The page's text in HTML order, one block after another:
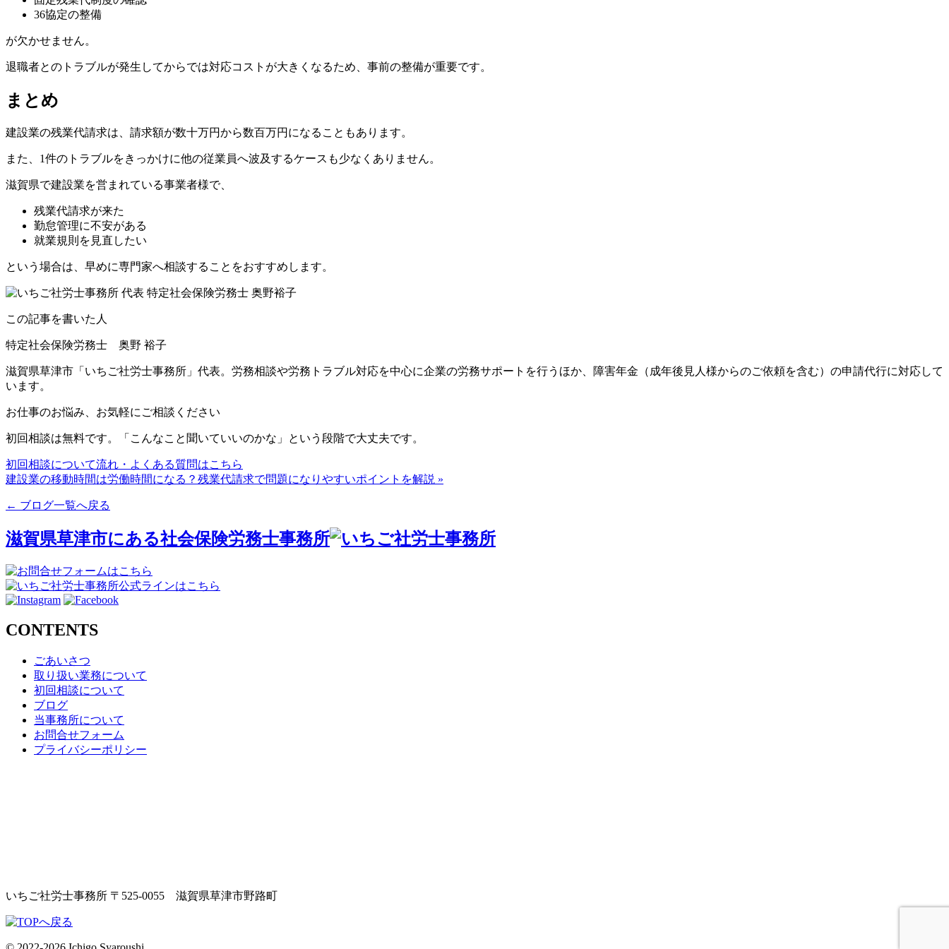
36協定の整備
が欠かせません。
退職者とのトラブルが発生してからでは対応コストが大きくなるため、事前の整備が重要です。
まとめ
建設業の残業代請求は、請求額が数十万円から数百万円になることもあります。
また、1件のトラブルをきっかけに他の従業員へ波及するケースも少なくありません。
滋賀県で建設業を営まれている事業者様で、
残業代請求が来た
勤怠管理に不安がある
就業規則を見直したい
という場合は、早めに専門家へ相談することをおすすめします。
この記事を書いた人
特定社会保険労務士 奥野 裕子
滋賀県草津市「いちご社労士事務所」代表。労務相談や労務トラブル対応を中心に企業の労務サポートを行うほか、障害年金（成年後見人様からのご依頼を含む）の申請代行に対応して
います。
お仕事のお悩み、お気軽にご相談ください
初回相談は無料です。「こんなこと聞いていいのかな」という段階で大丈夫です。
初回相談について流れ・よくある質問はこちら
建設業の移動時間は労働時間になる？残業代請求で問題になりやすいポイントを解説 »
← ブログ一覧へ戻る
滋賀県草津市にある社会保険労務士事務所
CONTENTS
ごあいさつ
取り扱い業務について
初回相談について
ブログ
当事務所について
お問合せフォーム
プライバシーポリシー
いちご社労士事務所 〒525-0055 滋賀県草津市野路町